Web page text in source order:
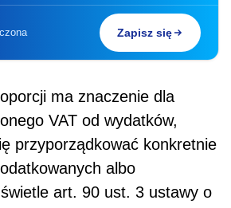
Zapisz się
ma znaczenie dla
VAT od wydatków,
przyporządkować konkretnie
albo
art. 90 ust. 3 ustawy o